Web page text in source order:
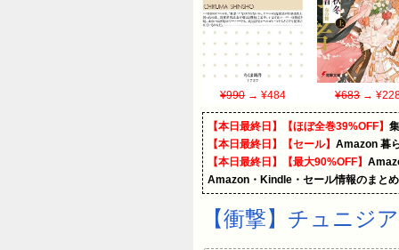
¥990 → ¥484 ¥683→
【本日最終日】【ほぼ全巻39%OFF】
【本日最終日】【セール】 Amazon 暮
【本日最終日】【最大90%OFF】
Amazon・Kindle・セール情報のまと
【衝撃】チュニジ